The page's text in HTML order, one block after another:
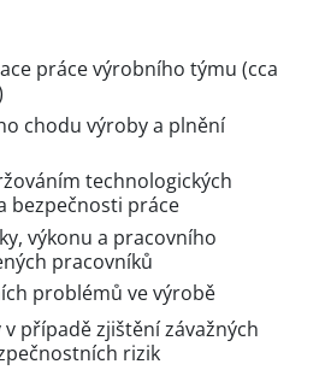
práce výrobního týmu (cca
chodu výroby a plnění
technologických
bezpečnosti práce
výkonu a pracovního
pracovníků
problémů ve výrobě
případě zjištění závažných
rizik